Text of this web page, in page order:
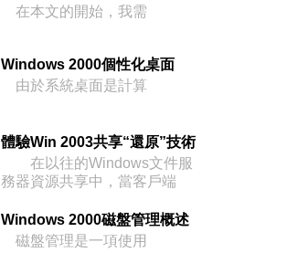
在本文的開始，我需
Windows 2000個性化桌面
由於系統桌面是計算
體驗Win 2003共享“還原”技術
在以往的Windows文件服
務器資源共享中，當客戶端
Windows 2000磁盤管理概述
磁盤管理是一項使用